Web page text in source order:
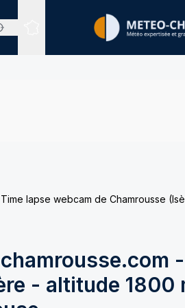
Sites expertisés
lapse webcam de Chamrousse
- altitude 1800